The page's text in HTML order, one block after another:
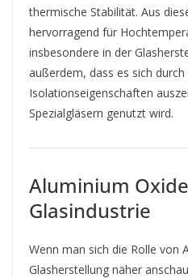
thermische Stabilität. Aus
hervorragend für
insbesondere in der
außerdem, dass es sich
Isolationseigenschaften
Spezialgläsern genutzt wird.
Aluminium
Glasindustrie
Wenn man sich die Rolle von
Glasherstellung näher